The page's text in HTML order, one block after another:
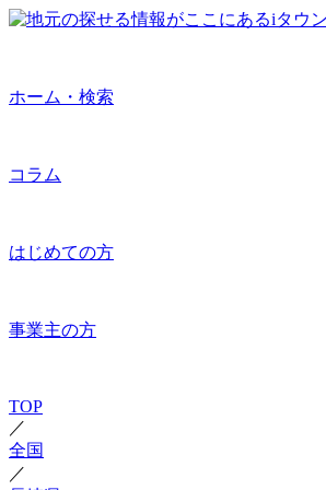
ホーム・検索
コラム
はじめての方
事業主の方
TOP
／
全国
／